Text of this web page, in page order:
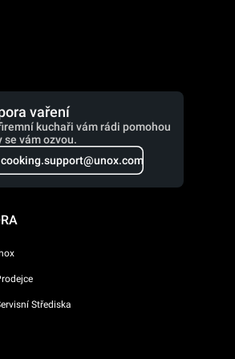
vaření
kuchaři vám rádi pomohou
se vám ozvou.
cooking.support@unox.com
Střediska